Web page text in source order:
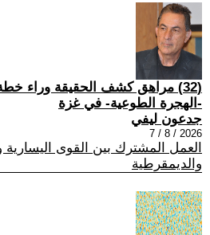
(32) مراهق كشف الحقيقة وراء
-الهجرة الطوعية- في غزة
جدعون ليفي
2026 / 8 / 7
العمل المشترك بين القوى اليسارية
والديمقرطية